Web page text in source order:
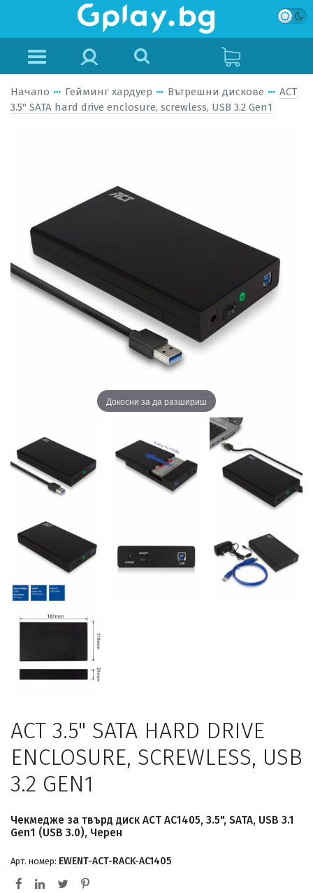
Начало Гейминг хардуер Вътрешни дискове
ACT
3.5" SATA hard drive enclosure, screwless, USB 3.2 Gen1
Докосни за да разшириш
ACT 3.5" SATA HARD DRIVE
ENCLOSURE, SCREWLESS, USB
3.2 GEN1
Чекмедже за твърд диск ACT AC1405, 3.5", SATA, USB 3.1
Gen1 (USB 3.0), Черен
Арт. номер: EWENT-ACT-RACK-AC1405